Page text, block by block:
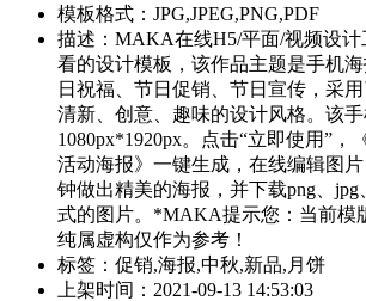
模板格式：JPG,JPEG,PNG,PDF
描述：MAKA在线H5/平面/视频设
看的设计模板，该作品主题是手机
日祝福、节日促销、节日宣传，采用
清新、创意、趣味的设计风格。该
1080px*1920px。点击“立即使用”，
活动海报》一键生成，在线编辑图
钟做出精美的海报，并下载png、jpg
式的图片。*MAKA提示您：当前模
纯属虚构仅作为参考！
标签：促销,海报,中秋,新品,月饼
上架时间：2021-09-13 14:53:03